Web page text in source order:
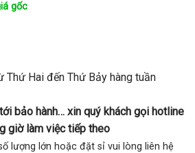
gốc
Thứ Hai đến Thứ Bảy hàng tuần
bảo hành… xin quý khách gọi hotline
giờ làm việc tiếp theo
lượng lớn hoặc đặt sỉ vui lòng liên hệ